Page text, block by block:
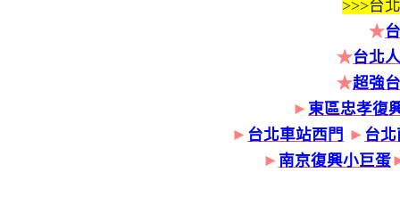
>>>台
★
★台北
★超強
► 東區忠孝復
► 台北車站西門 ► 台
► 南京復興小巨蛋